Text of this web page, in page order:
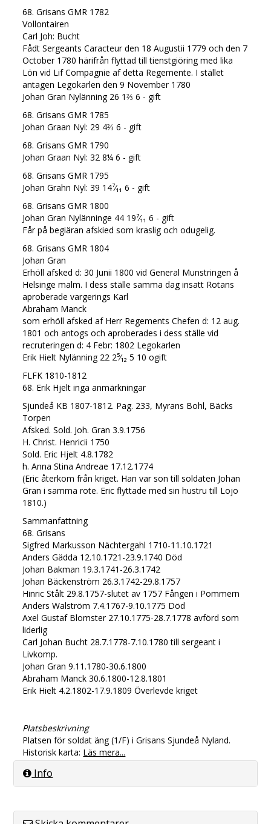
68. Grisans GMR 1782
Vollontairen
Carl Joh: Bucht
Fådt Sergeants Caracteur den 18 Augustii 1779 och den 7
October 1780 härifrån flyttad till tienstgiöring med lika
Lön vid Lif Compagnie af detta Regemente. I stället
antagen Legokarlen den 9 November 1780
Johan Gran Nylänning 26 1⅔ 6 - gift
68. Grisans GMR 1785
Johan Graan Nyl: 29 4⅔ 6 - gift
68. Grisans GMR 1790
Johan Graan Nyl: 32 8¼ 6 - gift
68. Grisans GMR 1795
Johan Grahn Nyl: 39 14⁷⁄₁₁ 6 - gift
68. Grisans GMR 1800
Johan Gran Nylänninge 44 19⁷⁄₁₁ 6 - gift
Får på begiäran afskied som kraslig och odugelig.
68. Grisans GMR 1804
Johan Gran
Erhöll afsked d: 30 Junii 1800 vid General Munstringen å
Helsinge malm. I dess ställe samma dag insatt Rotans
aproberade vargerings Karl
Abraham Manck
som erhöll afsked af Herr Regements Chefen d: 12 aug.
1801 och antogs och aproberades i dess ställe vid
recruteringen d: 4 Febr: 1802 Legokarlen
Erik Hielt Nylänning 22 2⁵⁄₁₂ 5 10 ogift
FLFK 1810-1812
68. Erik Hjelt inga anmärkningar
Sjundeå KB 1807-1812. Pag. 233, Myrans Bohl, Bäcks
Torpen
Afsked. Sold. Joh. Gran 3.9.1756
H. Christ. Henricii 1750
Sold. Eric Hjelt 4.8.1782
h. Anna Stina Andreae 17.12.1774
(Eric återkom från kriget. Han var son till soldaten Johan
Gran i samma rote. Eric flyttade med sin hustru till Lojo
1810.)
Sammanfattning
68. Grisans
Sigfred Markusson Nächtergahl 1710-11.10.1721
Anders Gädda 12.10.1721-23.9.1740 Död
Johan Bakman 19.3.1741-26.3.1742
Johan Bäckenström 26.3.1742-29.8.1757
Hinric Stålt 29.8.1757-slutet av 1757 Fången i Pommern
Anders Walström 7.4.1767-9.10.1775 Död
Axel Gustaf Blomster 27.10.1775-28.7.1778 avförd som
liderlig
Carl Johan Bucht 28.7.1778-7.10.1780 till sergeant i
Livkomp.
Johan Gran 9.11.1780-30.6.1800
Abraham Manck 30.6.1800-12.8.1801
Erik Hielt 4.2.1802-17.9.1809 Överlevde kriget
Platsbeskrivning
Platsen för soldat äng (1/F) i Grisans Sjundeå Nyland.
Historisk karta: Läs mera...
Info